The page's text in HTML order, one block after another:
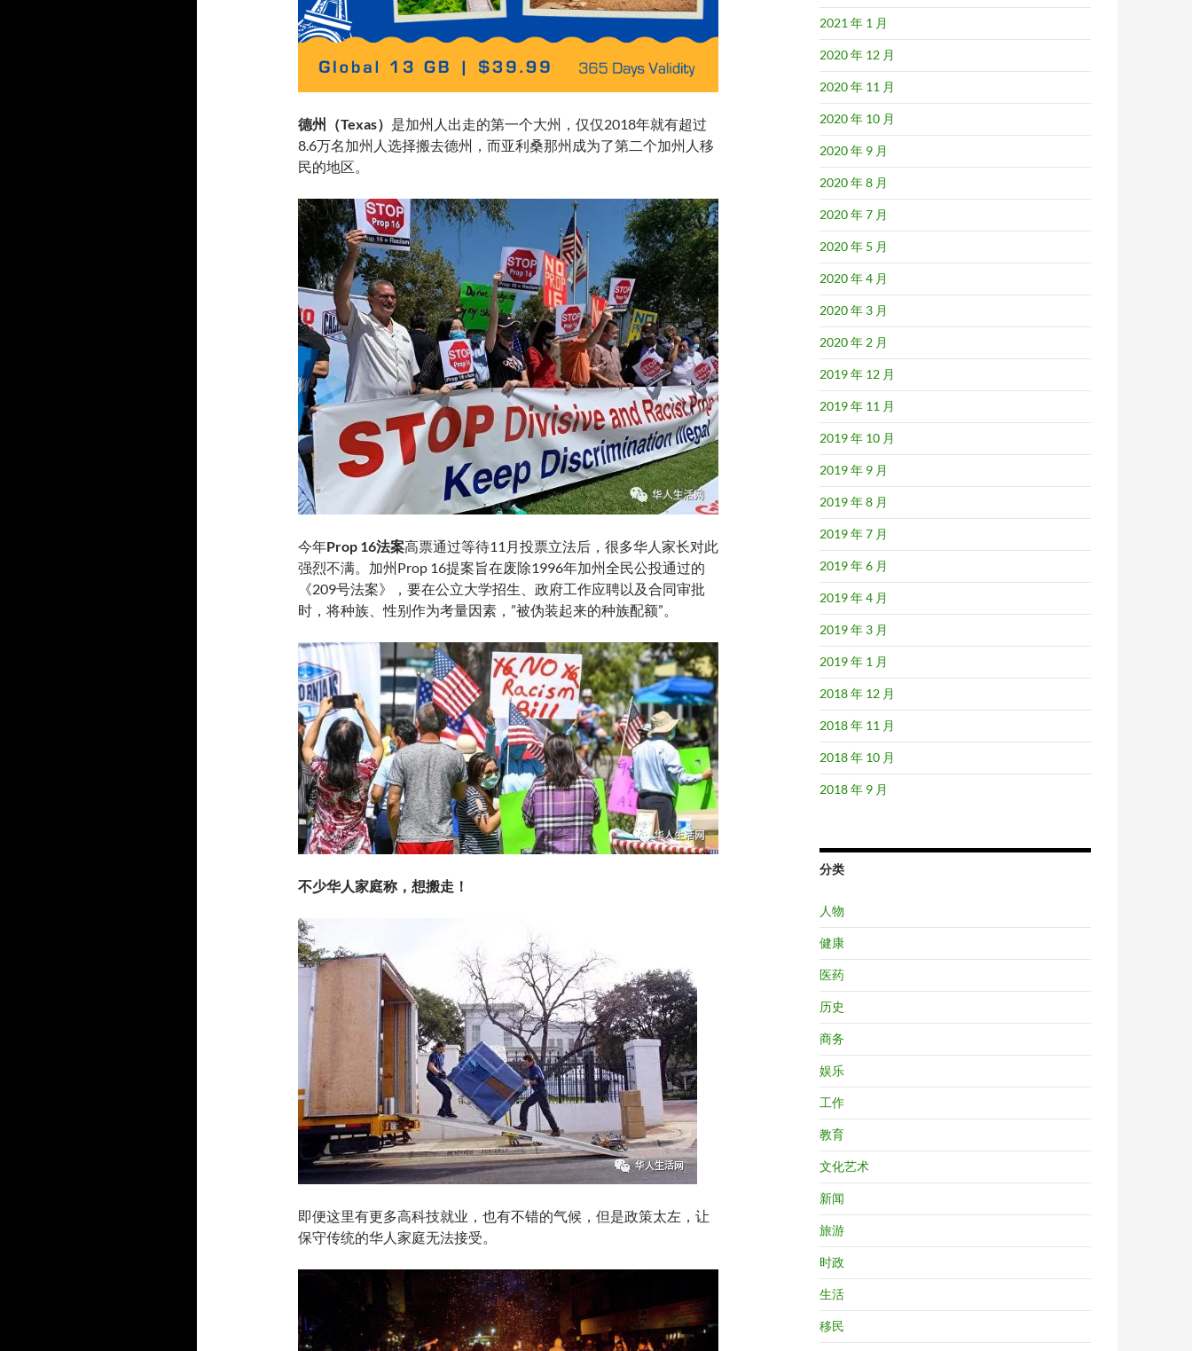
德州（Texas） 是加州人出走的第一个大州，仅仅2018年就有超过
8.6万名加州人选择搬去德州，而亚利桑那州成为了第二个加州人移
民的地区。
今年Prop 16法案高票通过等待11月投票立法后，很多华人家长对此
强烈不满。加州Prop 16提案旨在废除1996年加州全民公投通过的
《209号法案》，要在公立大学招生、政府工作应聘以及合同审批
时，将种族、性别作为考量因素，”被伪装起来的种族配额”。
不少华人家庭称，想搬走！
即便这里有更多高科技就业，也有不错的气候，但是政策太左，让
保守传统的华人家庭无法接受。
2021 年 1 月
2020 年 12 月
2020 年 11 月
2020 年 10 月
2020 年 9 月
2020 年 8 月
2020 年 7 月
2020 年 5 月
2020 年 4 月
2020 年 3 月
2020 年 2 月
2019 年 12 月
2019 年 11 月
2019 年 10 月
2019 年 9 月
2019 年 8 月
2019 年 7 月
2019 年 6 月
2019 年 4 月
2019 年 3 月
2019 年 1 月
2018 年 12 月
2018 年 11 月
2018 年 10 月
2018 年 9 月
分类
人物
健康
医药
历史
商务
娱乐
工作
教育
文化艺术
新闻
旅游
时政
生活
移民